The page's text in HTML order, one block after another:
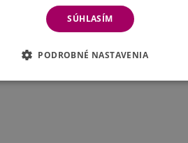
Vyberte počet
SÚHLASÍM
PODROBNÉ NASTAVENIA